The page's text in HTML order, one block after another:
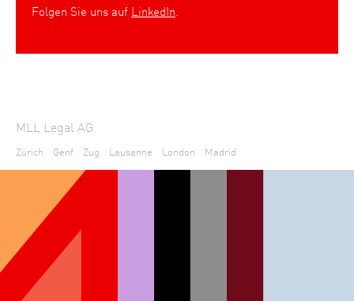
Folgen Sie uns auf LinkedIn.
MLL Legal AG
Zürich Genf Zug Lausanne London Madrid